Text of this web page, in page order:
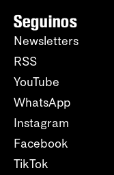
Seguinos
Newsletters
RSS
YouTube
WhatsApp
Instagram
Facebook
TikTok